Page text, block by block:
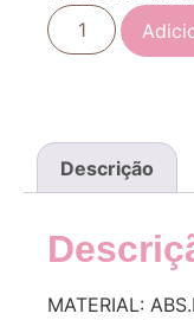
Descrição
MATERIAL: